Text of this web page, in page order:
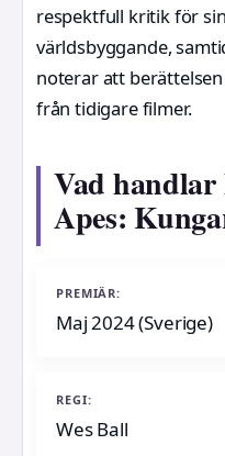
respektfull kritik för
världsbyggande,
noterar att
från tidigare filmer.
Vad handlar
Apes:
PREMIÄR:
Maj 2024 (Sverige)
REGI:
Wes Ball